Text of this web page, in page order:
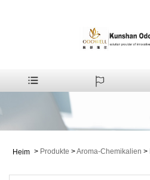
Heim > Produkte >Aroma-Chemikalien >